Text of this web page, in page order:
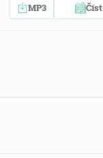
MP3 Číst